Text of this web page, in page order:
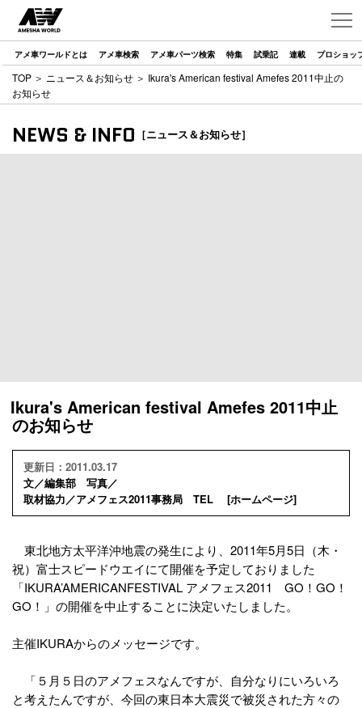
アメ車ワールドとは アメ車検索 アメ車パーツ検索 特集 試乗記 連載 プロショッ
TOP ＞ ニュース＆お知らせ ＞ Ikura's American festival Amefes 2011中止の
お知らせ
NEWS & INFO ［ニュース＆お知らせ］
Ikura's American festival Amefes 2011中止
のお知らせ
更新日：2011.03.17
文／編集部 写真／
取材協力／アメフェス2011事務局 TEL [ホームページ]
東北地方太平洋沖地震の発生により、2011年5月5日（木・
祝）富士スピードウエイにて開催を予定しておりました
「IKURA’AMERICANFESTIVAL アメフェス2011 GO！GO！
GO！」の開催を中止することに決定いたしました。
主催IKURAからのメッセージです。
「５月５日のアメフェスなんですが、自分なりにいろいろ
と考えたんですが、今回の東日本大震災で被災された方々の